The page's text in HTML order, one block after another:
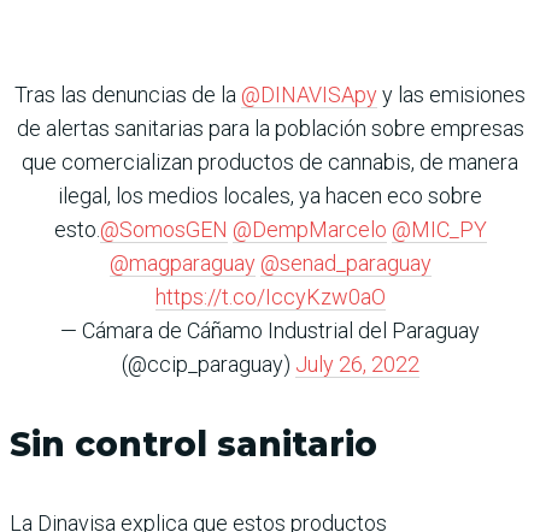
Tras las denuncias de la @DINAVISApyy las emisiones
de alertas sanitarias para la población sobre empresas
que comercializan productos de cannabis, de manera
ilegal, los medios locales, ya hacen eco sobre
esto. @SomosGEN @DempMarcelo @MIC_PY
@magparaguay @senad_paraguay
https://t.co/IccyKzw0aO
— Cámara de Cáñamo Industrial del Paraguay
(@ccip_paraguay) July 26, 2022
Sin control sanitario
La Dinavisa explica que estos productos